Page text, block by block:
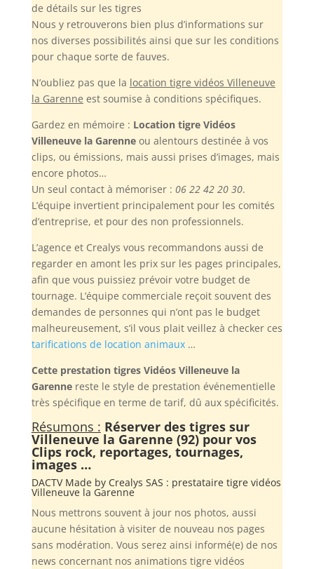
de détails sur les tigres
Nous y retrouverons bien plus d’informations sur
nos diverses possibilités ainsi que sur les conditions
pour chaque sorte de fauves.
N’oubliez pas que la location tigre vidéos Villeneuve
la Garenne est soumise à conditions spécifiques.
Gardez en mémoire : Location tigre Vidéos
Villeneuve la Garenneou alentours destinée à vos
clips, ou émissions, mais aussi prises d’images, mais
encore photos…
Un seul contact à mémoriser : 06 22 42 20 30.
L’équipe invertient principalement pour les comités
d’entreprise, et pour des non professionnels.
L’agence et Crealys vous recommandons aussi de
regarder en amont les prix sur les pages principales,
afin que vous puissiez prévoir votre budget de
tournage. L’équipe commerciale reçoit souvent des
demandes de personnes qui n’ont pas le budget
malheureusement, s’il vous plait veillez à checker ces
tarifications de location animaux…
Cette prestation tigres Vidéos Villeneuve la
Garennereste le style de prestation événementielle
très spécifique en terme de tarif, dû aux spécificités.
Résumons : Réserver des tigres sur
Villeneuve la Garenne (92) pour vos
Clips rock, reportages, tournages,
images …
DACTV Made by Crealys SAS : prestataire tigre vidéos
Villeneuve la Garenne
Nous mettrons souvent à jour nos photos, aussi
aucune hésitation à visiter de nouveau nos pages
sans modération. Vous serez ainsi informé(e) de nos
news concernant nos animations tigre vidéos